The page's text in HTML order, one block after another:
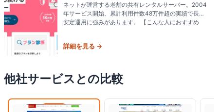
ネットが運営する老舗の共有レンタルサーバー。2004
年サービス開始、累計利用件数48万件超の実績で長期
安定運用に強みがあります。 【こんな人におすすめ
詳細を見る →
他社サービスとの比較
閲覧中